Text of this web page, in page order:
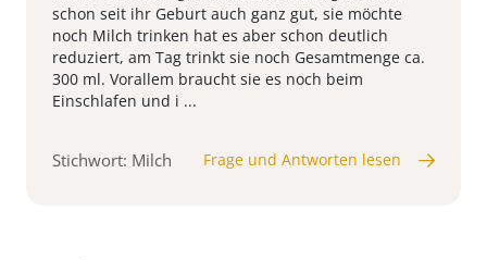
schon seit ihr Geburt auch ganz gut, sie möchte
noch Milch trinken hat es aber schon deutlich
reduziert, am Tag trinkt sie noch Gesamtmenge ca.
300 ml. Vorallem braucht sie es noch beim
Einschlafen und i ...
Stichwort: Milch Frage und Antworten lesen